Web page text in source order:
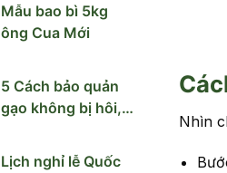
Mẫu bao bì 5kg
ông Cua Mới
5 Cách bảo quản
gạo không bị hôi,
Lịch nghỉ lễ Quốc
Nhìn